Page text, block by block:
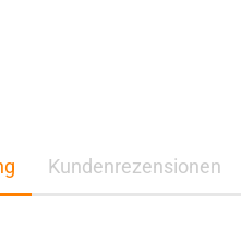
Kundenrezensionen